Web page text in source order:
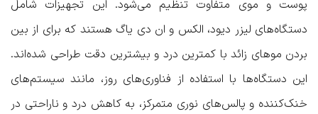
پوست و موی متفاوت تنظیم می‌شود. این تجهیزات شامل
دستگاه‌های لیزر دیود، الکس و ان دی یاگ هستند که برای از بین
بردن موهای زائد با کمترین درد و بیشترین دقت طراحی شده‌اند.
این دستگاه‌ها با استفاده از فناوری‌های روز، مانند سیستم‌های
خنک‌کننده و پالس‌های نوری متمرکز، به کاهش درد و ناراحتی در